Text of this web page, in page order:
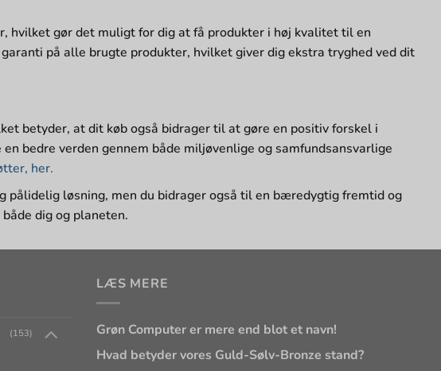
hvilket gør det muligt for dig at få produkter i høj kvalitet til en
på alle brugte produkter, hvilket giver dig ekstra tryghed ved dit
betyder, at dit køb også bidrager til at gøre en positiv forskel i
bedre verden gennem både miljøvenlige og samfundsansvarlige
her.
pålidelig løsning, men du bidrager også til en bæredygtig fremtid og
dig og planeten.
(153)
LÆS MERE
Grøn Computer er mere end blot et navn!
Hvad betyder vores Guld-Sølv-Bronze stand?